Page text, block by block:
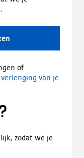
of
verlenging van je
zodat we je